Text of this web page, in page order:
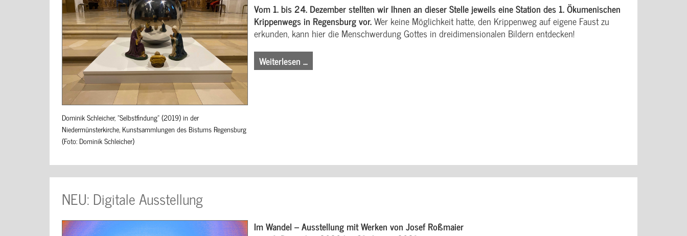
Dominik Schleicher, "Selbstfindung" (2019) in der
Niedermünsterkirche, Kunstsammlungen des Bistums Regensburg
(Foto: Dominik Schleicher)
Vom 1. bis 24. Dezember stellten wir Ihnen an dieser Stelle jeweils eine Station des 1. Ökumenischen
Krippenwegs in Regensburg vor.Wer keine Möglichkeit hatte, den Krippenweg auf eigene Faust zu
erkunden, kann hier die Menschwerdung Gottes in dreidimensionalen Bildern entdecken!
Weiterlesen …
NEU: Digitale Ausstellung
Im Wandel – Ausstellung mit Werken von Josef Roßmaier